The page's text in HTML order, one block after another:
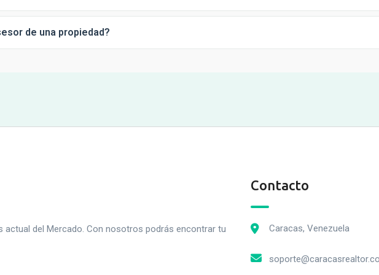
de una propiedad?
actual del Mercado. Con nosotros podrás encontrar tu
Contacto
Caracas, Venezuela